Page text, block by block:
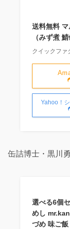
送料無料
（みず煮
クイックファ
Yahoo！
缶詰博士・黒川
選べる6個
めし
づめ 味ご